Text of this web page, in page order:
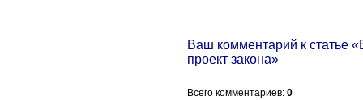
Ваш комментарий к статье
проект закона»
Всего комментариев: 0